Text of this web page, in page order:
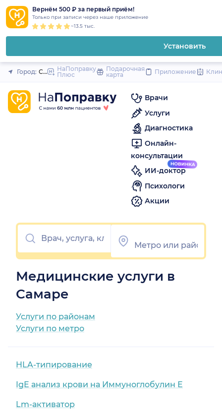
Вернём 500 ₽ за первый приём!
Только при записи через наше приложение
~13.5 тыс.
Установить
Закрыть
Город: СамараНаПоправку
Плюс
Подарочная
карта
Приложение
Врачи
Услуги
Диагностика
Онлайн-
консультации
ИИ-доктор
Психологи
Акции
Медицинские услуги в
Самаре
Услуги по районам
Услуги по метро
HLA-типирование
IgE анализ крови на Иммуноглобулин Е
Lm-активатор